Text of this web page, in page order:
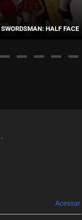
SWORDSMAN: HALF FACE
Acessar